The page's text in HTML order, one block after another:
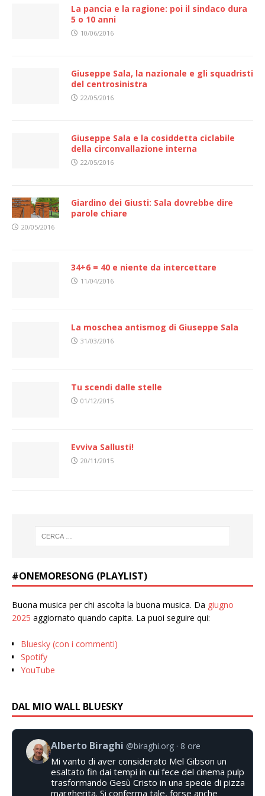
La pancia e la ragione: poi il sindaco dura
5 o 10 anni
10/06/2016
Giuseppe Sala, la nazionale e gli squadristi
del centrosinistra
22/05/2016
Giuseppe Sala e la cosiddetta ciclabile
della circonvallazione interna
22/05/2016
Giardino dei Giusti: Sala dovrebbe dire
parole chiare
20/05/2016
34+6 = 40 e niente da intercettare
11/04/2016
La moschea antismog di Giuseppe Sala
31/03/2016
Tu scendi dalle stelle
01/12/2015
Evviva Sallusti!
20/11/2015
#ONEMORESONG (PLAYLIST)
Buona musica per chi ascolta la buona musica. Da giugno
2025 aggiornato quando capita. La puoi seguire qui:
Bluesky (con i commenti)
Spotify
YouTube
DAL MIO WALL BLUESKY
Alberto Biraghi @biraghi.org 8 ore
Mi vanto di aver considerato Mel Gibson un
esaltato fin dai tempi in cui fece del cinema pulp
trasformando Gesù Cristo in una specie di pizza
margherita. Si conferma tale, forse anche